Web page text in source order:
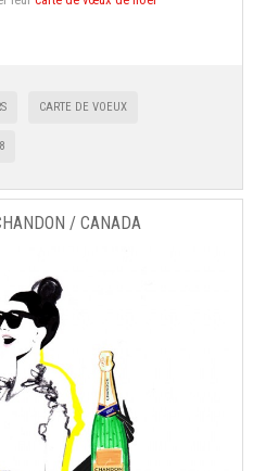
CARTE DE VOEUX
/ CANADA